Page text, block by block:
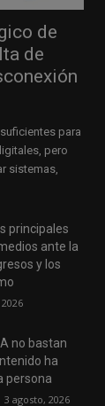
de
de
para
pero
sistemas,
principales
ante la
y los
no bastan
ha
persona
3 agosto, 2026